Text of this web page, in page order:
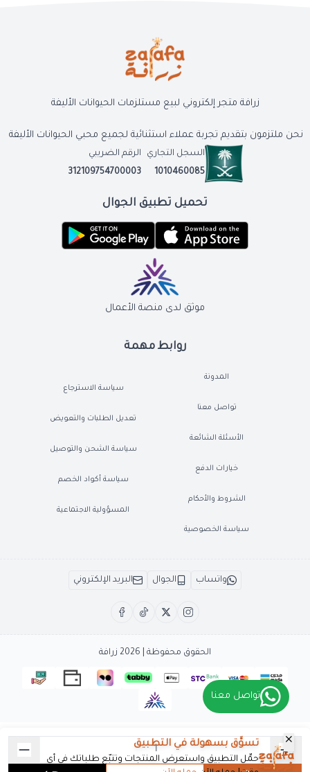
روابط مهمة
المدونة
تواصل معنا
الأسئلة الشائعة
خيارات الدفع
الشروط والأحكام
سياسة الخصوصية
سياسة الاسترجاع
تعديل الطلبات والتعويض
سياسة الشحن والتوصيل
سياسة أكواد الخصم
المسؤولية الاجتماعية
زرافة متجر إلكتروني لبيع مستلزمات الحيوانات الأليفة
نحن ملتزمون بتقديم تجربة عملاء استثنائية لجميع محبي الحيوانات الأليفة
السجل التجاري
1010460085
الرقم الضريبي
312109754700003
تحميل تطبيق الجوال
موثق لدى منصة الأعمال
واتساب الجوال البريد الإلكتروني
الحقوق محفوظة | 2026 زرافة
تواصل معنا
تسوَّق بسهولة في التطبيق
حمِّل التطبيق واستعرض المنتجات وتتبّع طلباتك في أي